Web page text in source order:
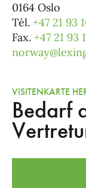
Bedarf
0164 Oslo
Tél. +47 21 93
Fax. +47 21 93
VISITENKARTE